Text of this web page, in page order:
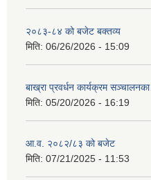
२०८३-८४ को बजेट बक्तव्य
मिति: 06/26/2026 - 15:09
बाख्रा प्रवर्धन कार्यक्रम
मिति: 05/20/2026 - 16:19
आ.व. २०८२/८३ को बजेट
मिति: 07/21/2025 - 11:53